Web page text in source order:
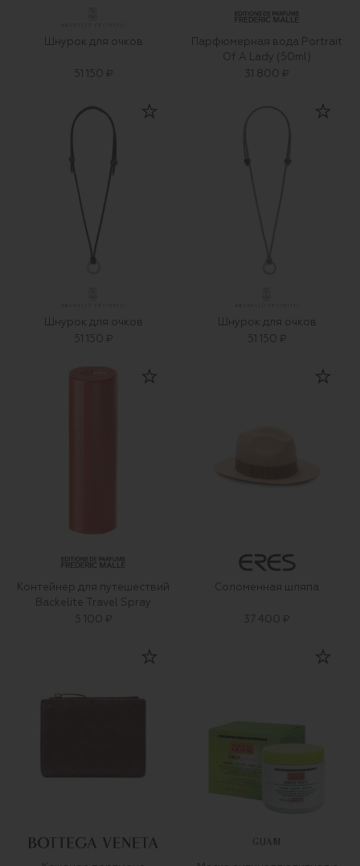
Шнурок для очков
51 150 ₽
Парфюмерная вода Portrait
Of A Lady (50ml)
31 800 ₽
Шнурок для очков
51 150 ₽
Шнурок для очков
51 150 ₽
Контейнер для путешествий
Backelite Travel Spray
5 100 ₽
Соломенная шляпа
37 400 ₽
GUAM